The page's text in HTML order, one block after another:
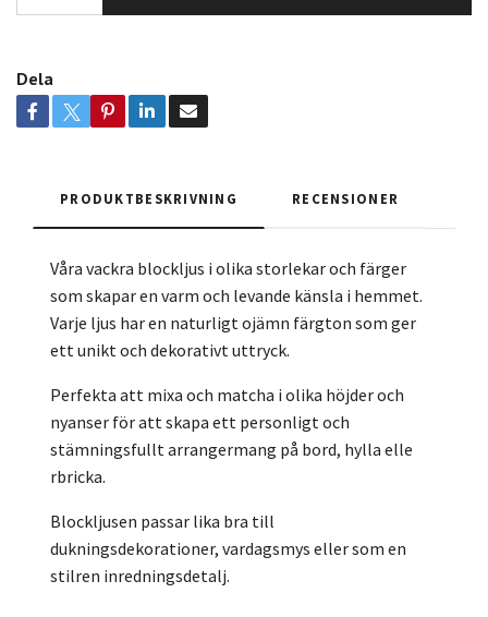
Dela
PRODUKTBESKRIVNING RECENSIONER
Våra vackra blockljus i olika storlekar och färger
som skapar en varm och levande känsla i hemmet.
Varje ljus har en naturligt ojämn färgton som ger
ett unikt och dekorativt uttryck.
Perfekta att mixa och matcha i olika höjder och
nyanser för att skapa ett personligt och
stämningsfullt arrangermang på bord, hylla elle
rbricka.
Blockljusen passar lika bra till
dukningsdekorationer, vardagsmys eller som en
stilren inredningsdetalj.